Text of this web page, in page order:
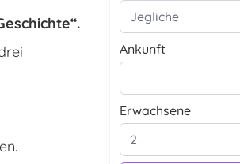
Ankunft
Erwachsene